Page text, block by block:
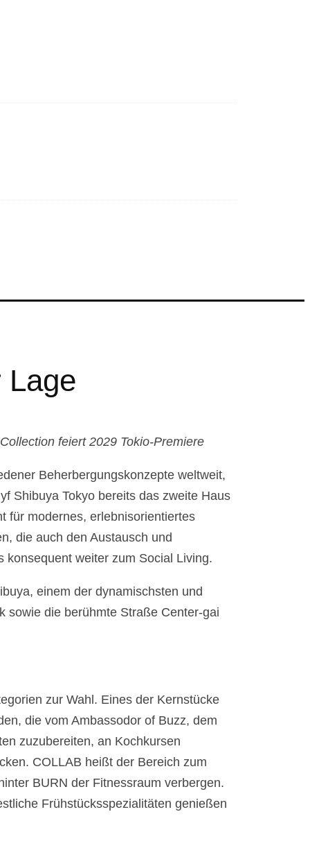
Lage
feiert 2029 Tokio-Premiere
Beherbergungskonzepte weltweit,
Shibuya Tokyo bereits das zweite Haus
für modernes, erlebnisorientiertes
die auch den Austausch und
konsequent weiter zum Social Living.
einem der dynamischsten und
sowie die berühmte Straße Center-gai
zur Wahl. Eines der Kernstücke
die vom Ambassodor of Buzz, dem
zuzubereiten, an Kochkursen
COLLAB heißt der Bereich zum
BURN der Fitnessraum verbergen.
Frühstücksspezialitäten genießen